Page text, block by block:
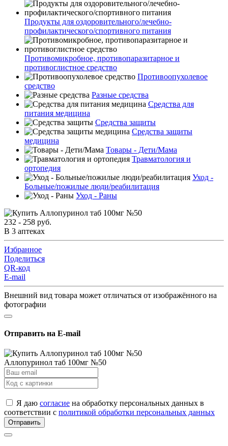
Продукты для оздоровительного/лечебно-
профилактического/спортивного питания
Противомикробное, противопаразитарное и
противоглистное средство
Противоопухолевое
средство
Разные средства
Средства для
питания медицина
Средства защиты
Средства защиты
медицина
Товары - Дети/Мама
Травматология и
ортопедия
Уход -
Больные/пожилые люди/реабилитация
Уход - Раны
232 - 258 руб.
В 3 аптеках
Избранное
Поделиться
QR-код
E-mail
Внешний вид товара может отличаться от изображённого на
фотографии
Отправить на E-mail
Аллопуринол таб 100мг №50
Я даю согласие на обработку персональных данных в
соответствии с политикой обработки персональных данных
Отправить